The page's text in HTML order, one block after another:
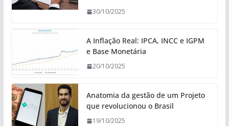
30/10/2025
A Inflação Real: IPCA, INCC e IGPM
e Base Monetária
20/10/2025
Anatomia da gestão de um Projeto
que revolucionou o Brasil
19/10/2025